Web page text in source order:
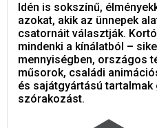
Idén is sokszínű,
azokat, akik az ünnepek
csatornáit választják.
mindenki a kínálatból –
mennyiségben, országos
műsorok, családi
és sajátgyártású
szórakozást.